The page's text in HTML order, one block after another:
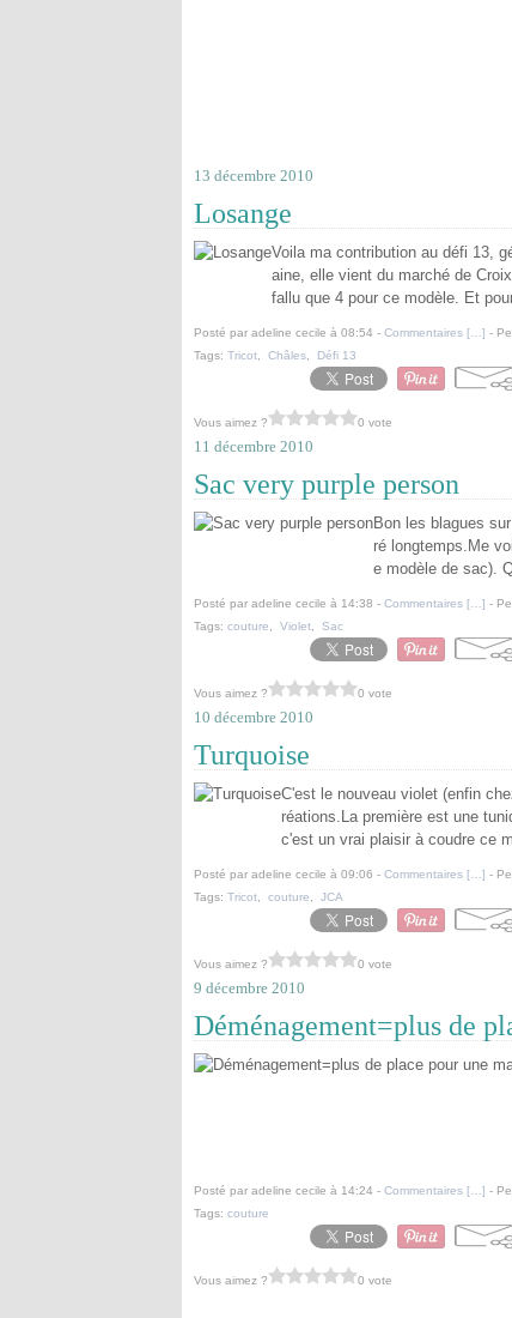
13 décembre 2010
Losange
Voila ma contribution au défi 13,
aine, elle vient du marché de
fallu que 4 pour ce modèle. Et
Posté par adeline cecile à 08:54 - Commentaires [ ] -
Tags: Tricot Châles Défi 13
Vous aimez ? 0 vote
11 décembre 2010
Sac very purple person
Bon les blagues
ré longtemps.Me
e modèle de sac).
Posté par adeline cecile à 14:38 - Commentaires [ ] -
Tags: couture Violet Sac
Vous aimez ? 0 vote
10 décembre 2010
Turquoise
C'est le nouveau violet (enfin
réations.La première est une
c'est un vrai plaisir à coudre ce
Posté par adeline cecile à 09:06 - Commentaires [ ] -
Tags: Tricot couture JCA
Vous aimez ? 0 vote
9 décembre 2010
Déménagement=plus de
Posté par adeline cecile à 14:24 - Commentaires [ ] -
Tags: couture
Vous aimez ? 0 vote